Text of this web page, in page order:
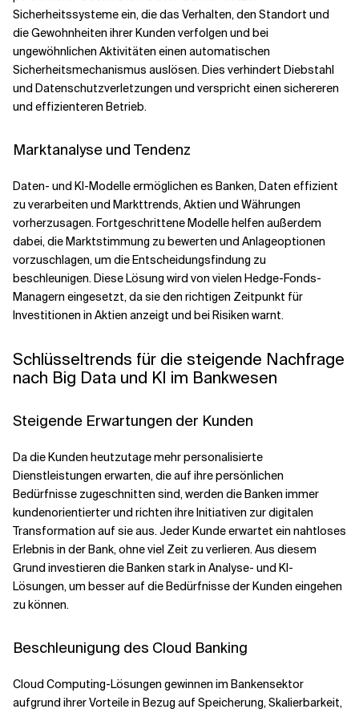
Sicherheitssysteme ein, die das Verhalten, den Standort und
die Gewohnheiten ihrer Kunden verfolgen und bei
ungewöhnlichen Aktivitäten einen automatischen
Sicherheitsmechanismus auslösen. Dies verhindert Diebstahl
und Datenschutzverletzungen und verspricht einen sichereren
und effizienteren Betrieb.
Marktanalyse und Tendenz
Daten- und KI-Modelle ermöglichen es Banken, Daten effizient
zu verarbeiten und Markttrends, Aktien und Währungen
vorherzusagen. Fortgeschrittene Modelle helfen außerdem
dabei, die Marktstimmung zu bewerten und Anlageoptionen
vorzuschlagen, um die Entscheidungsfindung zu
beschleunigen. Diese Lösung wird von vielen Hedge-Fonds-
Managern eingesetzt, da sie den richtigen Zeitpunkt für
Investitionen in Aktien anzeigt und bei Risiken warnt.
Schlüsseltrends für die steigende Nachfrage
nach Big Data und KI im Bankwesen
Steigende Erwartungen der Kunden
Da die Kunden heutzutage mehr personalisierte
Dienstleistungen erwarten, die auf ihre persönlichen
Bedürfnisse zugeschnitten sind, werden die Banken immer
kundenorientierter und richten ihre Initiativen zur digitalen
Transformation auf sie aus. Jeder Kunde erwartet ein nahtloses
Erlebnis in der Bank, ohne viel Zeit zu verlieren. Aus diesem
Grund investieren die Banken stark in Analyse- und KI-
Lösungen, um besser auf die Bedürfnisse der Kunden eingehen
zu können.
Beschleunigung des Cloud Banking
Cloud Computing-Lösungen gewinnen im Bankensektor
aufgrund ihrer Vorteile in Bezug auf Speicherung, Skalierbarkeit,